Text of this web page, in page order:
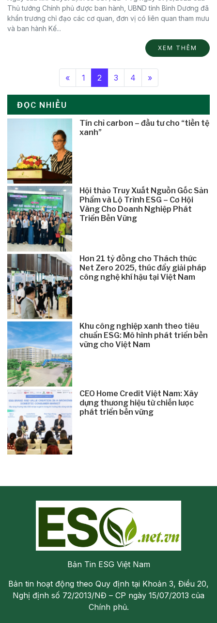
Thủ tướng Chính phủ được ban hành, UBND tỉnh Bình Dương đã
khẩn trương chỉ đạo các cơ quan, đơn vị có liên quan tham mưu
và ban hành Kế...
XEM THÊM
« 1 2 3 4 »
ĐỌC NHIỀU
Tín chỉ carbon – đầu tư cho “tiền tệ
xanh”
Hội thảo Truy Xuất Nguồn Gốc Sản
Phẩm và Lộ Trình ESG – Cơ Hội
Vàng Cho Doanh Nghiệp Phát
Triển Bền Vững
Hơn 21 tỷ đồng cho Thách thức
Net Zero 2025, thúc đẩy giải pháp
công nghệ khí hậu tại Việt Nam
Khu công nghiệp xanh theo tiêu
chuẩn ESG: Mô hình phát triển bền
vững cho Việt Nam
CEO Home Credit Việt Nam: Xây
dựng thương hiệu từ chiến lược
phát triển bền vững
Bản Tin ESG Việt Nam
Bản tin hoạt động theo Quy định tại Khoản 3, Điều 20,
Nghị định số 72/2013/NĐ – CP ngày 15/07/2013 của
Chính phủ.